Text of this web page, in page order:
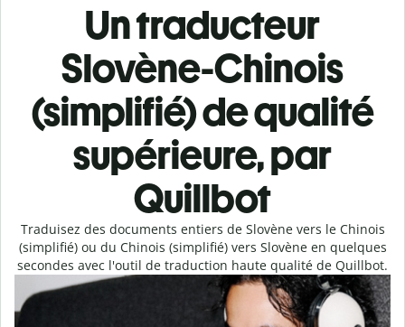
Un traducteur
Slovène-Chinois
(simplifié) de qualité
supérieure, par
Quillbot
Traduisez des documents entiers de Slovène vers le Chinois
(simplifié) ou du Chinois (simplifié) vers Slovène en quelques
secondes avec l'outil de traduction haute qualité de Quillbot.